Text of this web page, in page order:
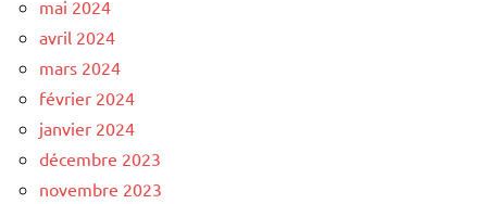
mai 2024
avril 2024
mars 2024
février 2024
janvier 2024
décembre 2023
novembre 2023